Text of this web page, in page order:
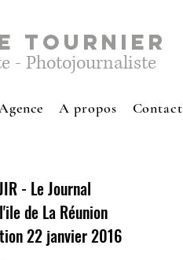
- Photojournaliste
TOURNIER
A propos Contact
- Le Journal
de La Réunion
22 janvier 2016